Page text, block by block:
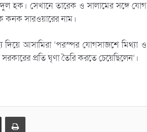
হক। সেখানে তারেক ও সালামের সঙ্গে যোগ
কনক সারওয়ারের নাম।
দিয়ে আসামিরা ‘পরস্পর যোগসাজশে মিথ্যা ও
প্রতি ঘৃণা তৈরি করতে চেয়েছিলেন’।